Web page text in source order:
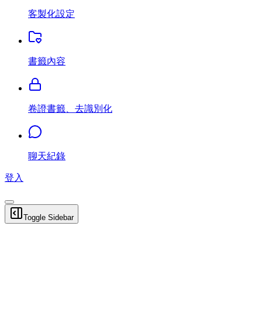
客製化設定
書籤內容
卷證書籤、去識別化
聊天紀錄
登入
Toggle Sidebar